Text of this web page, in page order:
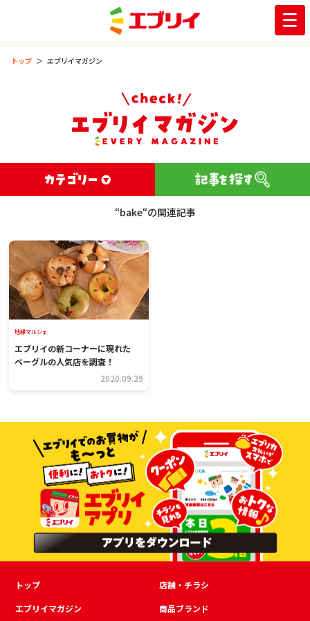
トップ エブリイマガジン
“bake“の関連記事
地縁マルシェ
エブリイの新コーナーに現れた
ベーグルの人気店を調査！
2020.09.29
トップ
店舗・チラシ
エブリイマガジン
商品ブランド